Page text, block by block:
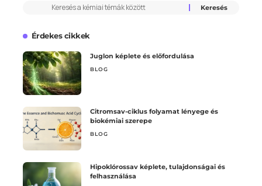
Érdekes cikkek
Juglon képlete és előfordulása
BLOG
Citromsav-ciklus folyamat lényege és
biokémiai szerepe
BLOG
Hipoklórossav képlete, tulajdonságai és
felhasználása